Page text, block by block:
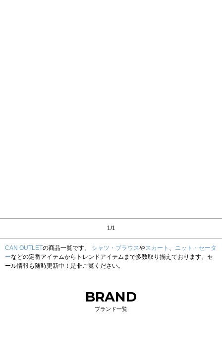
1/1
CAN OUTLETの商品一覧です。 シャツ・ブラウスやスカート 、 ニット・セータ
ーなどの定番アイテムからトレンドアイテムまで多数取り揃えております。セ
ール情報も随時更新中！是非ご覧ください。
BRAND
ブランド一覧